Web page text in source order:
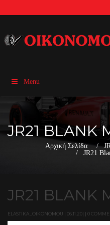
Menu
JR21 BLANK
Αρχική Σελίδα
JR21
JR21 BLANK
ELASTIKA_OIKONOMOU | 06.11.20| | 0